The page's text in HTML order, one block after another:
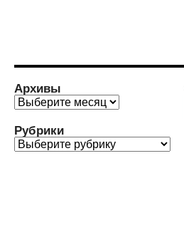
Архивы
Архивы
Рубрики
Рубрики